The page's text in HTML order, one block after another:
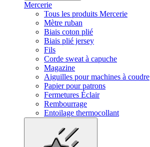
Mercerie
Tous les produits Mercerie
Mètre ruban
Biais coton plié
Biais plié jersey
Fils
Corde sweat à capuche
Magazine
Aiguilles pour machines à coudre
Papier pour patrons
Fermetures Éclair
Rembourrage
Entoilage thermocollant